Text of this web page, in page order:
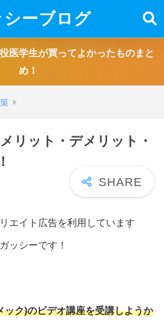
シーブログ
医学生が買ってよかったものまと
め！
リット・デメリット・
エイト広告を利用しています
ッシーです！
ック)のビデオ講座を受講しようか